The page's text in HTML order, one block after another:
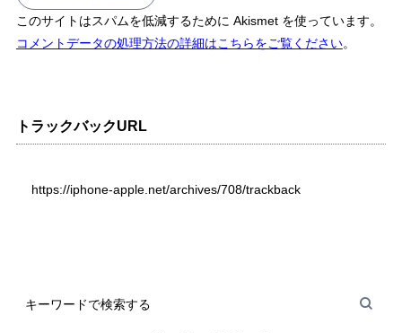
このサイトはスパムを低減するために Akismet を使っています。
コメントデータの処理方法の詳細はこちらをご覧ください。
トラックバックURL
https://iphone-apple.net/archives/708/trackback